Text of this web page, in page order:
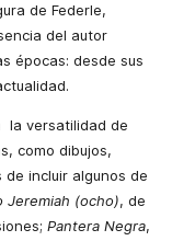
de Federle,
del autor
épocas: desde sus
la versatilidad de
como dibujos,
incluir algunos de
Jeremiah (ocho), de
Pantera Negra,